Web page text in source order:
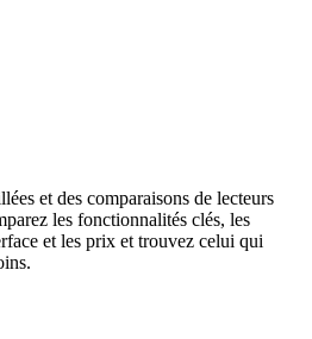
et des comparaisons de lecteurs
les fonctionnalités clés, les
et les prix et trouvez celui qui